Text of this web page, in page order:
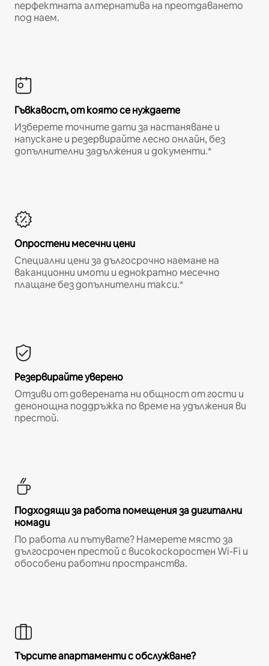
перфектната алтернатива на преотдаването
под наем.
Гъвкавост, от която се нуждаете
Изберете точните дати за настаняване и
напускане и резервирайте лесно онлайн, без
допълнителни задължения и документи.*
Опростени месечни цени
Специални цени за дългосрочно наемане на
ваканционни имоти и еднократно месечно
плащане без допълнителни такси.*
Резервирайте уверено
Отзиви от доверената ни общност от гости и
денонощна поддръжка по време на удължения ви
престой.
Подходящи за работа помещения за дигитални
номади
По работа ли пътувате? Намерете място за
дългосрочен престой с високоскоростен Wi-Fi и
обособени работни пространства.
Търсите апартаменти с обслужване?